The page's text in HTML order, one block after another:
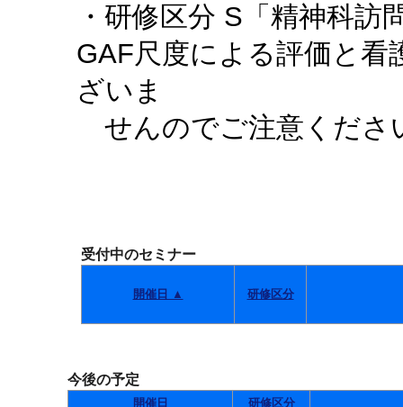
・研修区分 S「精神科
GAF尺度による評価と看
ざいま
せんのでご注意くださ
受付中のセミナー
開催日 ▲ 研修区分
今後の予定
開催日 研修区分